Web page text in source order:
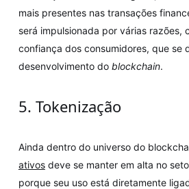
mais presentes nas transações
será impulsionada por várias razões,
confiança dos consumidores, que se
desenvolvimento do blockchain.
5. Tokenização
Ainda dentro do universo do
ativosdeve se manter em alta no
porque seu uso está diretamente